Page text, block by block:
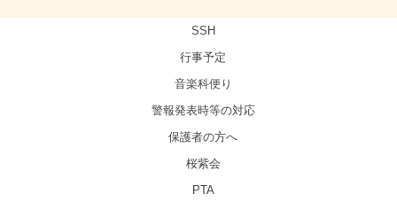
SSH
行事予定
音楽科便り
警報発表時等の対応
保護者の方へ
桜紫会
PTA